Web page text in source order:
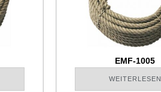
EMF-1005
WEITERLESEN